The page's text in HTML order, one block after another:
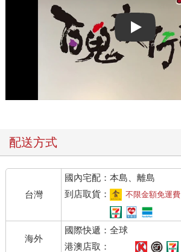
Play video
配送方式
台灣
國內宅配：本島、離島
到店取貨：
不限金額免運費
海外
國際快遞：全球
港澳店取：